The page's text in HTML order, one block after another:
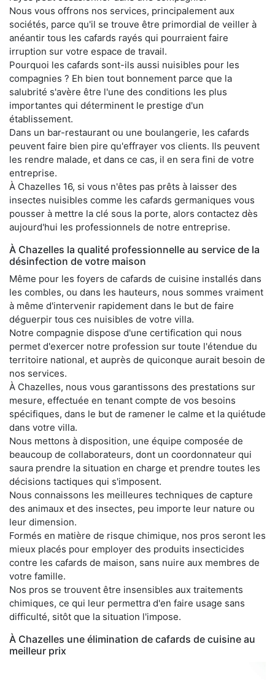
Nous vous offrons nos services, principalement aux
sociétés, parce qu'il se trouve être primordial de veiller à
anéantir tous les cafards rayés qui pourraient faire
irruption sur votre espace de travail.
Pourquoi les cafards sont-ils aussi nuisibles pour les
compagnies ? Eh bien tout bonnement parce que la
salubrité s'avère être l'une des conditions les plus
importantes qui déterminent le prestige d'un
établissement.
Dans un bar-restaurant ou une boulangerie, les cafards
peuvent faire bien pire qu'effrayer vos clients. Ils peuvent
les rendre malade, et dans ce cas, il en sera fini de votre
entreprise.
À Chazelles 16, si vous n'êtes pas prêts à laisser des
insectes nuisibles comme les cafards germaniques vous
pousser à mettre la clé sous la porte, alors contactez dès
aujourd'hui les professionnels de notre entreprise.
À Chazelles la qualité professionnelle au service de la
désinfection de votre maison
Même pour les foyers de cafards de cuisine installés dans
les combles, ou dans les hauteurs, nous sommes vraiment
à même d'intervenir rapidement dans le but de faire
déguerpir tous ces nuisibles de votre villa.
Notre compagnie dispose d'une certification qui nous
permet d'exercer notre profession sur toute l'étendue du
territoire national, et auprès de quiconque aurait besoin de
nos services.
À Chazelles, nous vous garantissons des prestations sur
mesure, effectuée en tenant compte de vos besoins
spécifiques, dans le but de ramener le calme et la quiétude
dans votre villa.
Nous mettons à disposition, une équipe composée de
beaucoup de collaborateurs, dont un coordonnateur qui
saura prendre la situation en charge et prendre toutes les
décisions tactiques qui s'imposent.
Nous connaissons les meilleures techniques de capture
des animaux et des insectes, peu importe leur nature ou
leur dimension.
Formés en matière de risque chimique, nos pros seront les
mieux placés pour employer des produits insecticides
contre les cafards de maison, sans nuire aux membres de
votre famille.
Nos pros se trouvent être insensibles aux traitements
chimiques, ce qui leur permettra d'en faire usage sans
difficulté, sitôt que la situation l'impose.
À Chazelles une élimination de cafards de cuisine au
meilleur prix